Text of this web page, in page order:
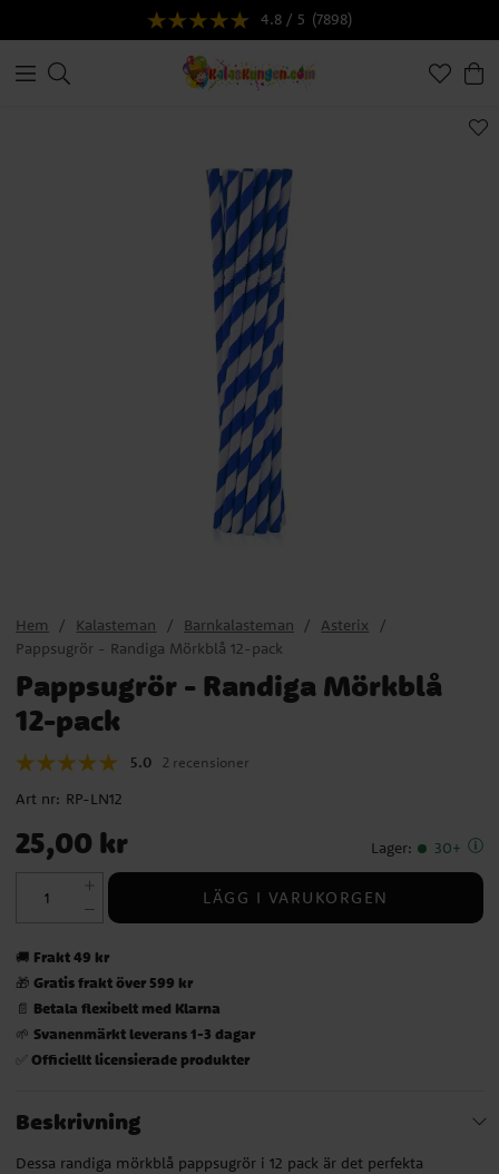
4.8 / 5 (7898)
Hem Kalasteman Barnkalasteman
Asterix
Pappsugrör - Randiga Mörkblå 12-pack
Pappsugrör - Randiga Mörkblå
12-pack
5.0 2 recensioner
Art nr: RP-LN12
Pris
25,00 kr
25,00 kr Lager: 30+
LÄGG I VARUKORGEN
🚚 Frakt 49 kr
🎁 Gratis frakt över 599 kr
📄 Betala flexibelt med Klarna
🌱 Svanenmärkt leverans 1-3 dagar
✅ Officiellt licensierade produkter
Beskrivning
Dessa randiga mörkblå pappsugrör i 12 pack är det perfekta